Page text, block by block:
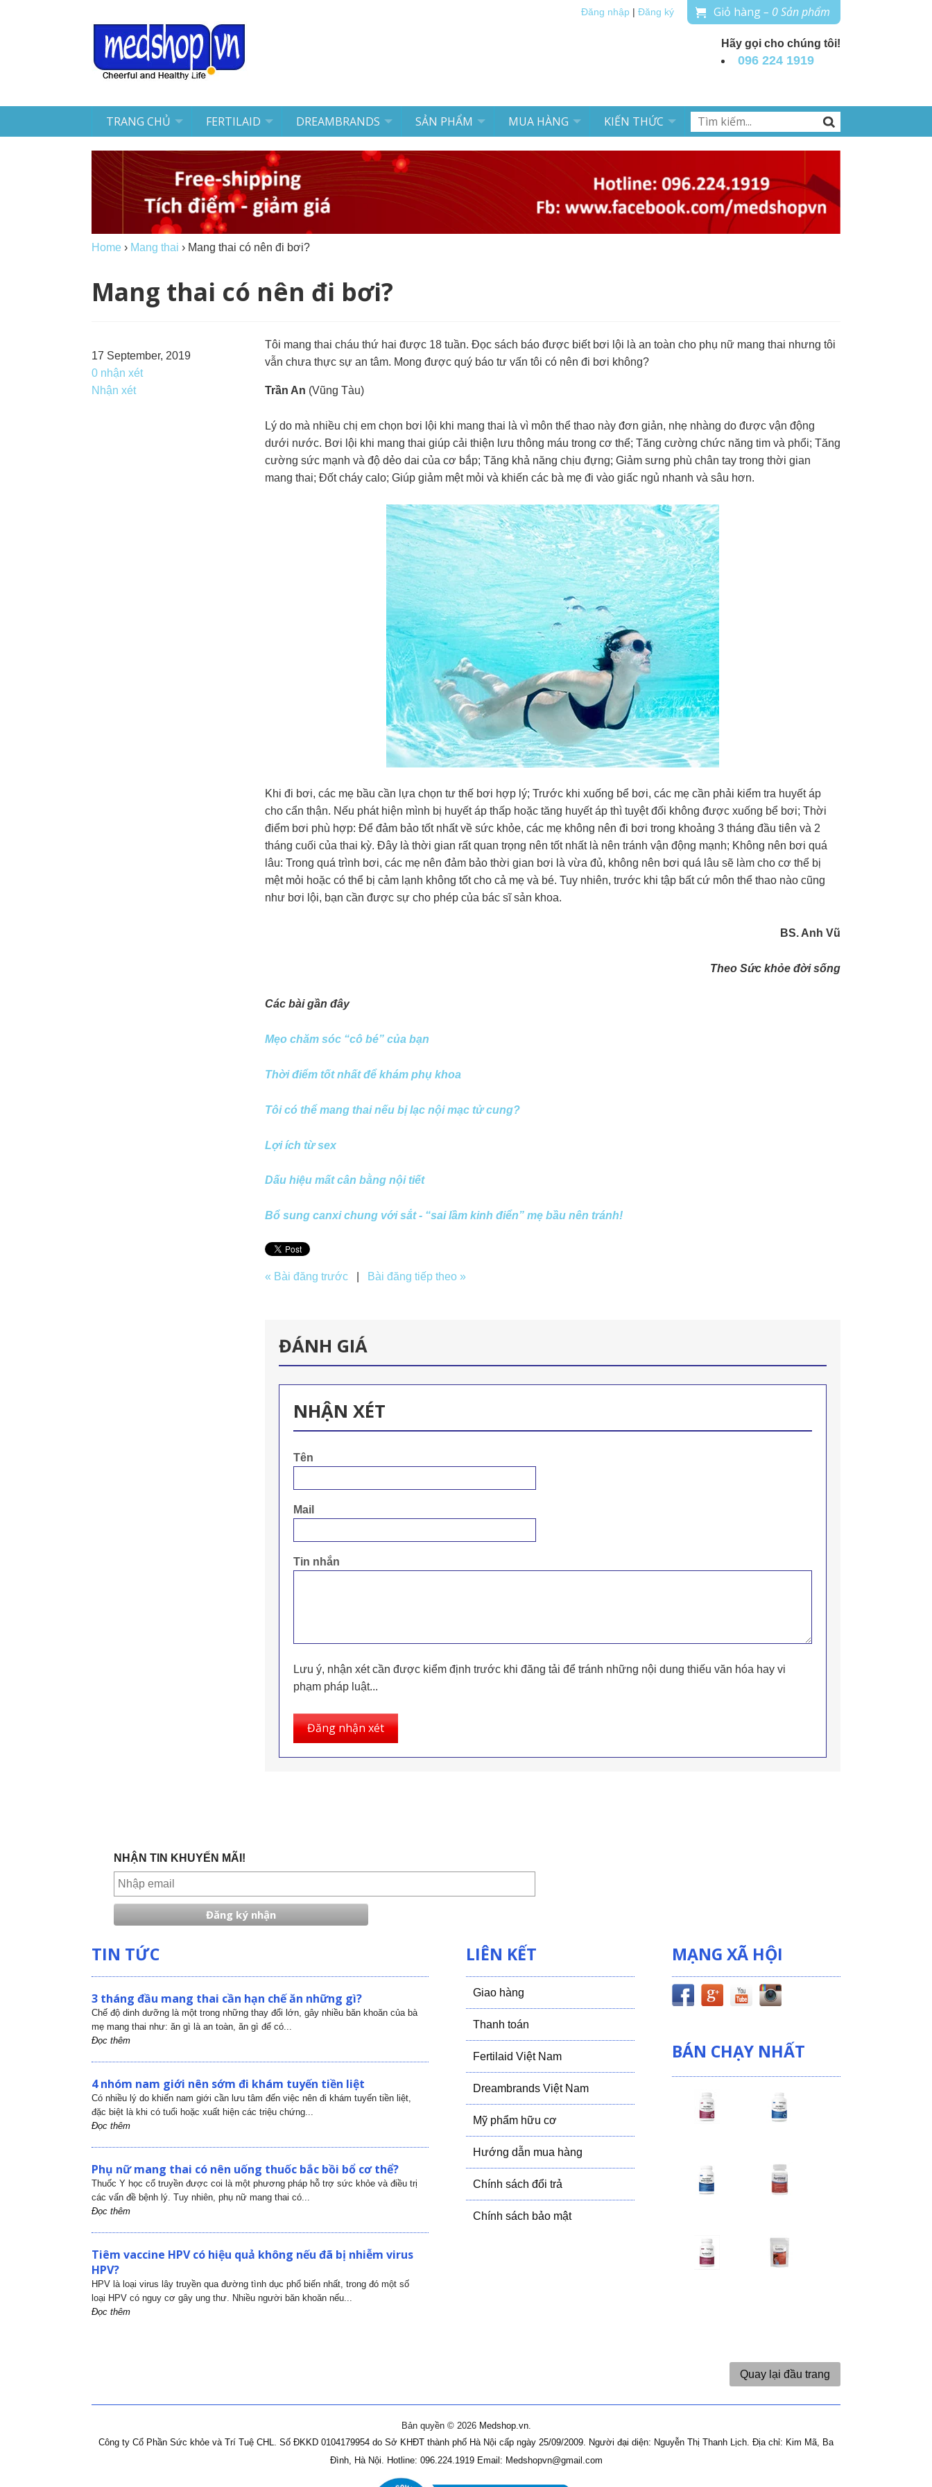
Đăng nhập Đăng ký Giỏ hàng– 0 Sản phẩm
Hãy gọi cho chúng tôi!
096 224 1919
TRANG CHỦ FERTILAID DREAMBRANDS SẢN PHẨM MUA HÀNG KIẾN THỨC
Home › Mang thai › Mang thai có nên đi bơi?
Mang thai có nên đi bơi?
17 September, 2019
0 nhận xét
Nhận xét
Tôi mang thai cháu thứ hai được 18 tuần. Đọc sách báo được biết bơi lội là an toàn cho phụ nữ mang thai nhưng tôi
vẫn chưa thực sự an tâm. Mong được quý báo tư vấn tôi có nên đi bơi không?
Trần An (Vũng Tàu)
Lý do mà nhiều chị em chọn bơi lội khi mang thai là vì môn thể thao này đơn giản, nhẹ nhàng do được vận động
dưới nước. Bơi lội khi mang thai giúp cải thiện lưu thông máu trong cơ thể; Tăng cường chức năng tim và phổi; Tăng
cường sức mạnh và độ dẻo dai của cơ bắp; Tăng khả năng chịu đựng; Giảm sưng phù chân tay trong thời gian
mang thai; Đốt cháy calo; Giúp giảm mệt mỏi và khiến các bà mẹ đi vào giấc ngủ nhanh và sâu hơn.
Khi đi bơi, các mẹ bầu cần lựa chọn tư thế bơi hợp lý; Trước khi xuống bể bơi, các mẹ cần phải kiểm tra huyết áp
cho cẩn thận. Nếu phát hiện mình bị huyết áp thấp hoặc tăng huyết áp thì tuyệt đối không được xuống bể bơi; Thời
điểm bơi phù hợp: Để đảm bảo tốt nhất về sức khỏe, các mẹ không nên đi bơi trong khoảng 3 tháng đầu tiên và 2
tháng cuối của thai kỳ. Đây là thời gian rất quan trọng nên tốt nhất là nên tránh vận động mạnh; Không nên bơi quá
lâu: Trong quá trình bơi, các mẹ nên đảm bảo thời gian bơi là vừa đủ, không nên bơi quá lâu sẽ làm cho cơ thể bị
mệt mỏi hoặc có thể bị cảm lạnh không tốt cho cả mẹ và bé. Tuy nhiên, trước khi tập bất cứ môn thể thao nào cũng
như bơi lội, bạn cần được sự cho phép của bác sĩ sản khoa.
BS. Anh Vũ
Theo Sức khỏe đời sống
Các bài gần đây
Mẹo chăm sóc “cô bé” của bạn
Thời điểm tốt nhất để khám phụ khoa
Tôi có thể mang thai nếu bị lạc nội mạc tử cung?
Lợi ích từ sex
Dấu hiệu mất cân bằng nội tiết
Bổ sung canxi chung với sắt - “sai lầm kinh điển” mẹ bầu nên tránh!
« Bài đăng trước Bài đăng tiếp theo »
ĐÁNH GIÁ
NHẬN XÉT
Tên
Mail
Tin nhắn
Lưu ý, nhận xét cần được kiểm định trước khi đăng tải để tránh những nội dung thiếu văn hóa hay vi
phạm pháp luật...
Đăng nhận xét
NHẬN TIN KHUYẾN MÃI!
TIN TỨC
3 tháng đầu mang thai cần hạn chế ăn những gì?
Chế độ dinh dưỡng là một trong những thay đổi lớn, gây nhiều băn khoăn của bà
mẹ mang thai như: ăn gì là an toàn, ăn gì để có...
Đọc thêm
4 nhóm nam giới nên sớm đi khám tuyến tiền liệt
Có nhiều lý do khiến nam giới cần lưu tâm đến việc nên đi khám tuyến tiền liệt,
đặc biệt là khi có tuổi hoặc xuất hiện các triệu chứng...
Đọc thêm
Phụ nữ mang thai có nên uống thuốc bắc bồi bổ cơ thể?
Thuốc Y học cổ truyền được coi là một phương pháp hỗ trợ sức khỏe và điều trị
các vấn đề bệnh lý. Tuy nhiên, phụ nữ mang thai có...
Đọc thêm
Tiêm vaccine HPV có hiệu quả không nếu đã bị nhiễm virus
HPV?
HPV là loại virus lây truyền qua đường tình dục phổ biến nhất, trong đó một số
loại HPV có nguy cơ gây ung thư. Nhiều người băn khoăn nếu...
Đọc thêm
LIÊN KẾT
Giao hàng
Thanh toán
Fertilaid Việt Nam
Dreambrands Việt Nam
Mỹ phẩm hữu cơ
Hướng dẫn mua hàng
Chính sách đổi trả
Chính sách bảo mật
MẠNG XÃ HỘI
BÁN CHẠY NHẤT
Quay lại đầu trang
Bản quyền © 2026 Medshop.vn.
Công ty Cổ Phần Sức khỏe và Trí Tuệ CHL. Số ĐKKD 0104179954 do Sở KHĐT thành phố Hà Nội cấp ngày 25/09/2009. Người đại diện: Nguyễn Thị Thanh Lịch. Địa chỉ: Kim Mã, Ba
Đình, Hà Nội. Hotline: 096.224.1919 Email: Medshopvn@gmail.com